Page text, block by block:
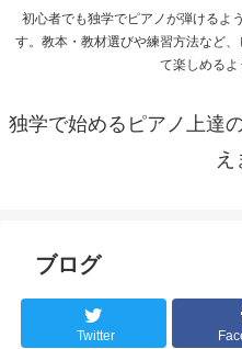
初心者でも独学でピアノが弾けるよ
す。教本・教材選びや練習方法など
て楽しめるよ
独学で始めるピアノ上達
え
ブログ
Twitter